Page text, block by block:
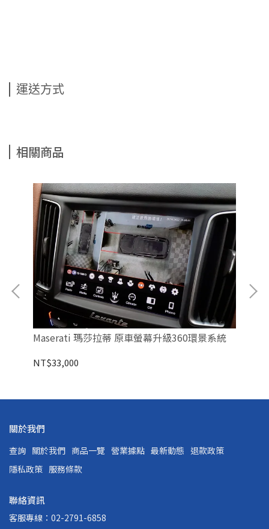
運送方式
相關商品
Maserati 瑪莎拉蒂 原車螢幕升級360環景系統
NT$33,000
關於我們
查詢 關於我們 商品一覽 營業據點 最新動態 退款政策
隱私政策 服務條款
聯絡資訊
客服專線：02-2791-6858